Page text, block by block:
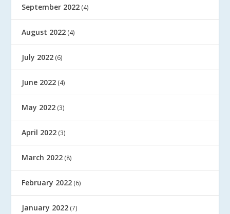
September 2022 (4)
August 2022 (4)
July 2022 (6)
June 2022 (4)
May 2022 (3)
April 2022 (3)
March 2022 (8)
February 2022 (6)
January 2022 (7)